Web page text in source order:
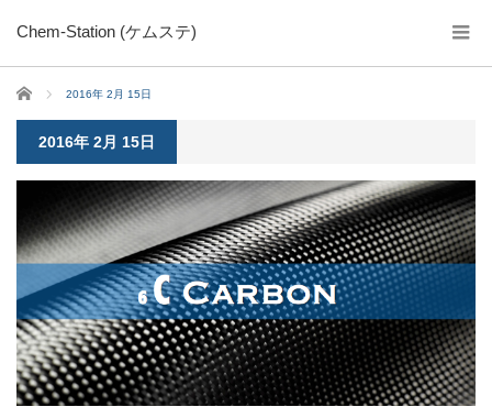
Chem-Station (ケムステ)
ホーム 2016年 2月 15日
2016年 2月 15日